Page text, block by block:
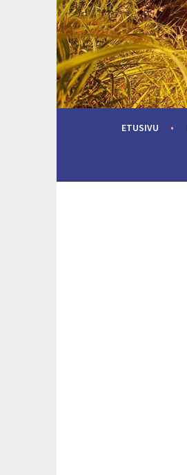
Skip
to
content
ETUSIVU